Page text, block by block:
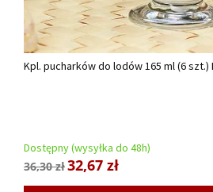
Kpl. pucharków do lodów 165 ml (6 szt.)
Dostępny (wysyłka do 48h)
36,30 zł32,67 zł